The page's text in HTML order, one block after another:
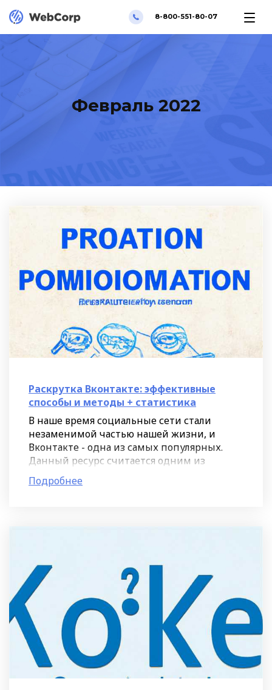
8-800-551-80-07
Февраль 2022
Раскрутка Вконтакте: эффективные
способы и методы + статистика
В наше время социальные сети стали
незаменимой частью нашей жизни, и
Вконтакте - одна из самых популярных.
Данный ресурс считается одним из
наиболее эффективных инструментов для
раскрутки страницы, группы или
Подробнее